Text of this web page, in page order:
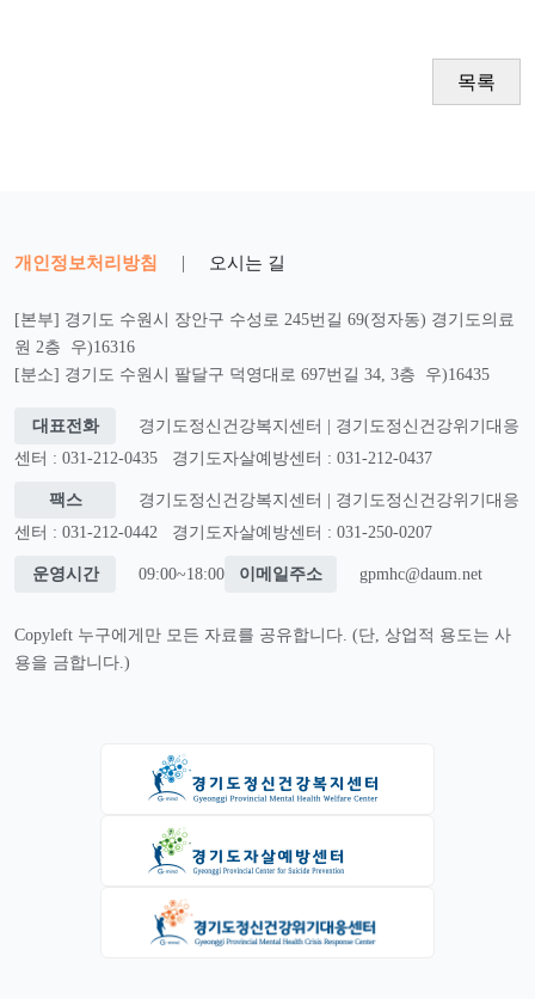
목록
개인정보처리방침 | 오시는 길
[본부] 경기도 수원시 장안구 수성로 245번길 69(정자동) 경기도의료
원 2층 우)16316
[분소] 경기도 수원시 팔달구 덕영대로 697번길 34, 3층 우)16435
대표전화
경기도정신건강복지센터 | 경기도정신건강위기대응
센터 : 031-212-0435
경기도자살예방센터 : 031-212-0437
팩스
경기도정신건강복지센터 | 경기도정신건강위기대응
센터 : 031-212-0442
경기도자살예방센터 : 031-250-0207
운영시간 09:00~18:00 이메일주소 gpmhc@daum.net
Copyleft 누구에게만 모든 자료를 공유합니다. (단, 상업적 용도는 사
용을 금합니다.)